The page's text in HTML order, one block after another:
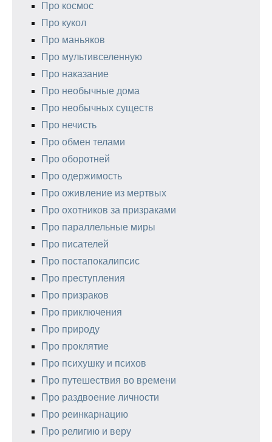
Про космос
Про кукол
Про маньяков
Про мультивселенную
Про наказание
Про необычные дома
Про необычных существ
Про нечисть
Про обмен телами
Про оборотней
Про одержимость
Про оживление из мертвых
Про охотников за призраками
Про параллельные миры
Про писателей
Про постапокалипсис
Про преступления
Про призраков
Про приключения
Про природу
Про проклятие
Про психушку и психов
Про путешествия во времени
Про раздвоение личности
Про реинкарнацию
Про религию и веру